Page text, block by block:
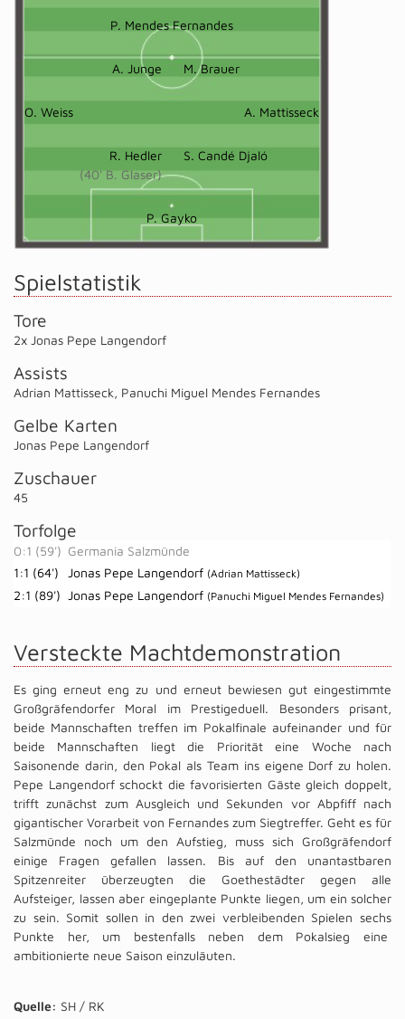
P. Mendes Fernandes
A. Junge M. Brauer
O. Weiss A. Mattisseck
R. Hedler
(40' B. Glaser)
S. Candé Djaló
P. Gayko
Spielstatistik
Tore
2x Jonas Pepe Langendorf
Assists
Adrian Mattisseck, Panuchi Miguel Mendes Fernandes
Gelbe Karten
Jonas Pepe Langendorf
Zuschauer
45
Torfolge
0:1 (59') Germania Salzmünde
1:1 (64')
Jonas Pepe Langendorf (Adrian Mattisseck)
2:1 (89') Jonas Pepe Langendorf (Panuchi Miguel Mendes Fernandes)
Versteckte Machtdemonstration
Es ging erneut eng zu und erneut bewiesen gut eingestimmte
Großgräfendorfer Moral im Prestigeduell. Besonders prisant,
beide Mannschaften treffen im Pokalfinale aufeinander und für
beide Mannschaften liegt die Priorität eine Woche nach
Saisonende darin, den Pokal als Team ins eigene Dorf zu holen.
Pepe Langendorf schockt die favorisierten Gäste gleich doppelt,
trifft zunächst zum Ausgleich und Sekunden vor Abpfiff nach
gigantischer Vorarbeit von Fernandes zum Siegtreffer. Geht es für
Salzmünde noch um den Aufstieg, muss sich Großgräfendorf
einige Fragen gefallen lassen. Bis auf den unantastbaren
Spitzenreiter überzeugten die Goethestädter gegen alle
Aufsteiger, lassen aber eingeplante Punkte liegen, um ein solcher
zu sein. Somit sollen in den zwei verbleibenden Spielen sechs
Punkte her, um bestenfalls neben dem Pokalsieg eine
ambitionierte neue Saison einzuläuten.
Quelle: SH / RK